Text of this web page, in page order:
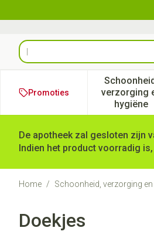
Product, merk, categorie...
Promoties
verzorging
hygiëne
De apotheek zal gesloten zijn
Indien het product voorradig
Home / Schoonheid, verzorging en
Doekjes